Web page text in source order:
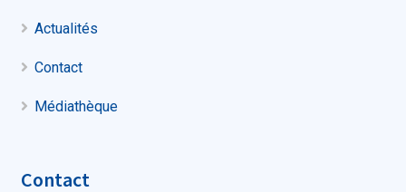
Actualités
Contact
Médiathèque
Contact